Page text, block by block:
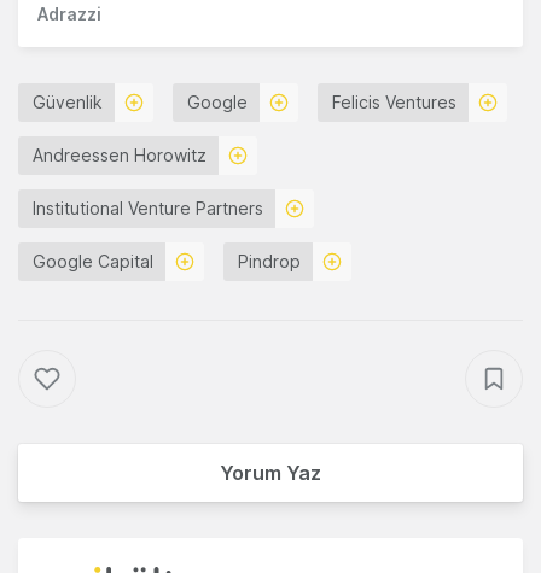
Adrazzi
Güvenlik Google Felicis Ventures
Andreessen Horowitz
Institutional Venture Partners
Google Capital Pindrop
Yorum Yaz